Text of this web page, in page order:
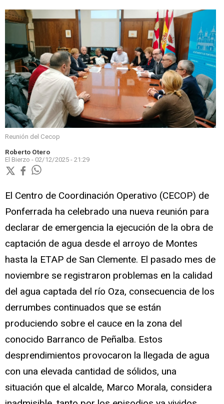
Reunión del Cecop
Roberto Otero
El Bierzo - 02/12/2025 - 21:29
El Centro de Coordinación Operativo (CECOP) de
Ponferrada ha celebrado una nueva reunión para
declarar de emergencia la ejecución de la obra de
captación de agua desde el arroyo de Montes
hasta la ETAP de San Clemente. El pasado mes de
noviembre se registraron problemas en la calidad
del agua captada del río Oza, consecuencia de los
derrumbes continuados que se están
produciendo sobre el cauce en la zona del
conocido Barranco de Peñalba. Estos
desprendimientos provocaron la llegada de agua
con una elevada cantidad de sólidos, una
situación que el alcalde, Marco Morala, considera